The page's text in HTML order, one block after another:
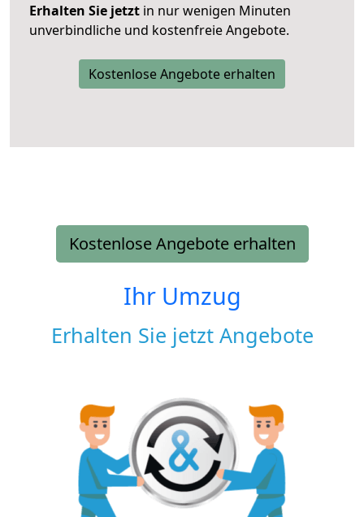
Erhalten Sie jetzt in nur wenigen Minuten
unverbindliche und kostenfreie Angebote.
Kostenlose Angebote erhalten
Kostenlose Angebote erhalten
Ihr Umzug
Erhalten Sie jetzt Angebote